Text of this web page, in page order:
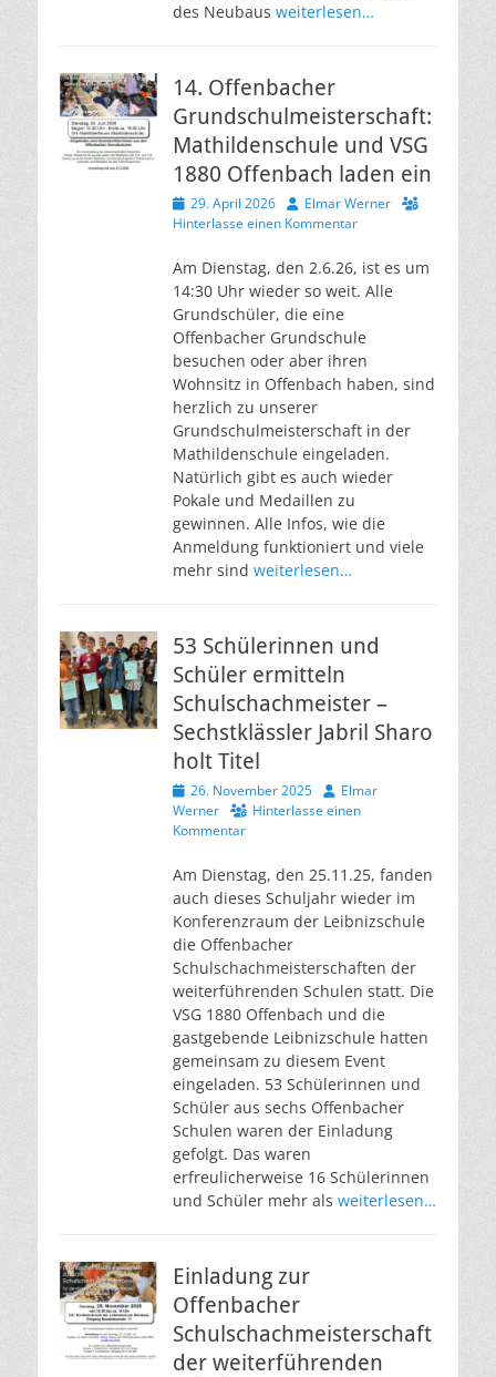
des Neubaus weiterlesen…
14. Offenbacher
Grundschulmeisterschaft:
Mathildenschule und VSG
1880 Offenbach laden ein
Veröffentlicht
am
29. April 2026 AutorElmar Werner
Hinterlasse einen Kommentar
Am Dienstag, den 2.6.26, ist es um
14:30 Uhr wieder so weit. Alle
Grundschüler, die eine
Offenbacher Grundschule
besuchen oder aber ihren
Wohnsitz in Offenbach haben, sind
herzlich zu unserer
Grundschulmeisterschaft in der
Mathildenschule eingeladen.
Natürlich gibt es auch wieder
Pokale und Medaillen zu
gewinnen. Alle Infos, wie die
Anmeldung funktioniert und viele
mehr sind weiterlesen…
53 Schülerinnen und
Schüler ermitteln
Schulschachmeister –
Sechstklässler Jabril Sharo
holt Titel
Veröffentlicht
am
26. November 2025 AutorElmar
Werner
Hinterlasse einen
Kommentar
Am Dienstag, den 25.11.25, fanden
auch dieses Schuljahr wieder im
Konferenzraum der Leibnizschule
die Offenbacher
Schulschachmeisterschaften der
weiterführenden Schulen statt. Die
VSG 1880 Offenbach und die
gastgebende Leibnizschule hatten
gemeinsam zu diesem Event
eingeladen. 53 Schülerinnen und
Schüler aus sechs Offenbacher
Schulen waren der Einladung
gefolgt. Das waren
erfreulicherweise 16 Schülerinnen
und Schüler mehr als weiterlesen…
Einladung zur
Offenbacher
Schulschachmeisterschaft
der weiterführenden